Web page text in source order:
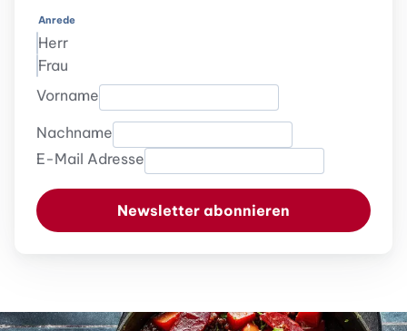
Anrede
Herr
Frau
Vorname
Nachname
E-Mail Adresse
Newsletter abonnieren